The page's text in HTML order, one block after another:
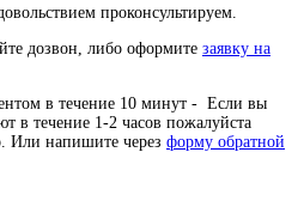
проконсультируем.
дозвон, либо оформите заявку на
в течение 10 минут - Если вы
в течение 1-2 часов пожалуйста
Или напишите через форму обратной